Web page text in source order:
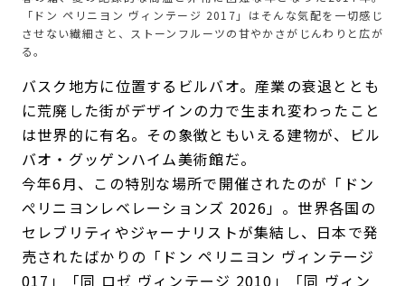
「ドン ペリニヨン ヴィンテージ 2017」はそんな気配を一切感じ
させない繊細さと、ストーンフルーツの甘やかさがじんわりと広が
る。
バスク地方に位置するビルバオ。産業の衰退ととも
に荒廃した街がデザインの力で生まれ変わったこと
は世界的に有名。その象徴ともいえる建物が、ビル
バオ・グッゲンハイム美術館だ。
今年6月、この特別な場所で開催されたのが「ドン
ぺリニヨンレベレーションズ 2026」。世界各国の
セレブリティやジャーナリストが集結し、日本で発
売されたばかりの「ドン ペリニヨン ヴィンテージ
017」「同 ロゼ ヴィンテージ 2010」「同 ヴィン